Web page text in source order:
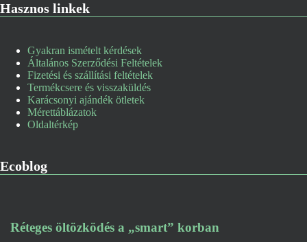
Hasznos linkek
Gyakran ismételt kérdések
Általános Szerződési Feltételek
Fizetési és szállítási feltételek
Termékcsere és visszaküldés
Karácsonyi ajándék ötletek
Mérettáblázatok
Oldaltérkép
Ecoblog
Réteges öltözködés a „smart” korban